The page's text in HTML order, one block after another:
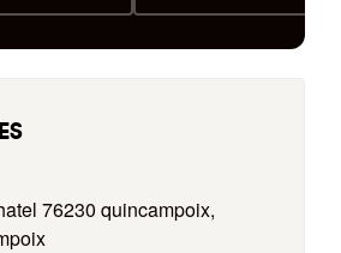
76230 quincampoix,